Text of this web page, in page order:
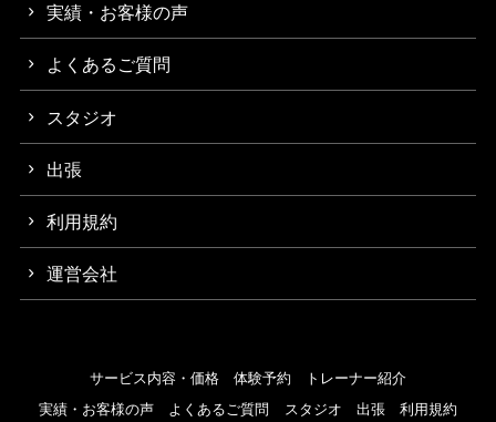
実績・お客様の声
よくあるご質問
スタジオ
出張
利用規約
運営会社
サービス内容・価格 体験予約
トレーナー紹介
実績・お客様の声
よくあるご質問 スタジオ 出張 利用規約